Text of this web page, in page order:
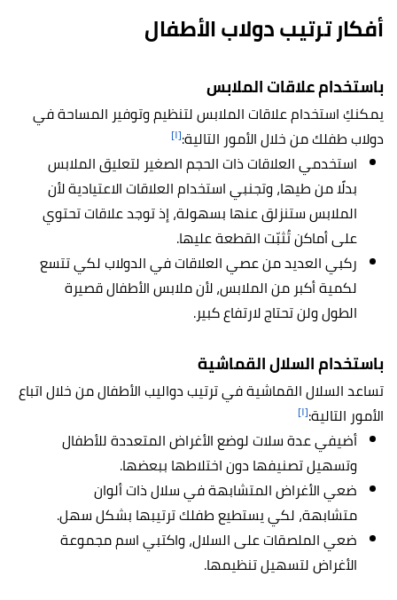
أفكار ترتيب دولاب الأطفال
باستخدام علاقات الملابس
يمكنكِ استخدام علاقات الملابس لتنظيم وتوفير المساحة في
دولاب طفلك من خلال الأمور التالية:[١]
استخدمي العلاقات ذات الحجم الصغير لتعليق الملابس
بدلًا من طيها، وتجنبي استخدام العلاقات الاعتيادية لأن
الملابس ستنزلق عنها بسهولة، إذ توجد علاقات تحتوي
على أماكن تُثبّت القطعة عليها.
ركبي العديد من عصي العلاقات في الدولاب لكي تتسع
لكمية أكبر من الملابس، لأن ملابس الأطفال قصيرة
الطول ولن تحتاج لارتفاع كبير.
باستخدام السلال القماشية
تساعد السلال القماشية في ترتيب دواليب الأطفال من خلال اتباع
الأمور التالية:[١]
أضيفي عدة سلات لوضع الأغراض المتعددة للأطفال
وتسهيل تصنيفها دون اختلاطها ببعضها.
ضعي الأغراض المتشابهة في سلال ذات ألوان
متشابهة، لكي يستطيع طفلك ترتيبها بشكل سهل.
ضعي الملصقات على السلال، واكتبي اسم مجموعة
الأغراض لتسهيل تنظيمها.